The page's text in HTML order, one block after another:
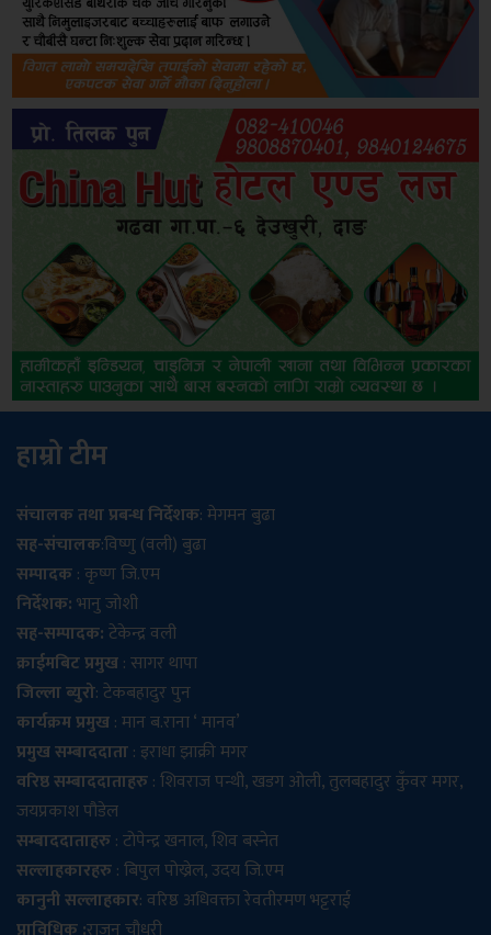
हाम्रो टीम
संचालक तथा प्रबन्ध निर्देशक: मेगमन बुढा
सह-संचालक:विष्णु (वली) बुढा
सम्पादक: कृष्ण जि.एम
निर्देशक:भानु जोशी
सह-सम्पादक:टेकेन्द्र वली
क्राईमबिट प्रमुख: सागर थापा
जिल्ला ब्युरो: टेकबहादुर पुन
कार्यक्रम प्रमुख: मान ब.राना ‘ मानव’
प्रमुख सम्बाददाता: इराधा झाक्री मगर
वरिष्ठ सम्बाददाताहरु: शिवराज पन्थी, खडग ओली, तुलबहादुर कुँवर मगर,
जयप्रकाश पौडेल
सम्बाददाताहरु: टोपेन्द्र खनाल, शिव बस्नेत
सल्लाहकारहरु: बिपुल पोख्रेल, उदय जि.एम
कानुनी सल्लाहकार: वरिष्ठ अधिवक्ता रेवतीरमण भट्टराई